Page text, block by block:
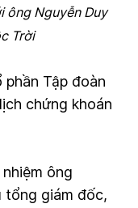
ông Nguyễn Duy
Trời
Tập đoàn
chứng khoán
ông
tổng giám đốc,